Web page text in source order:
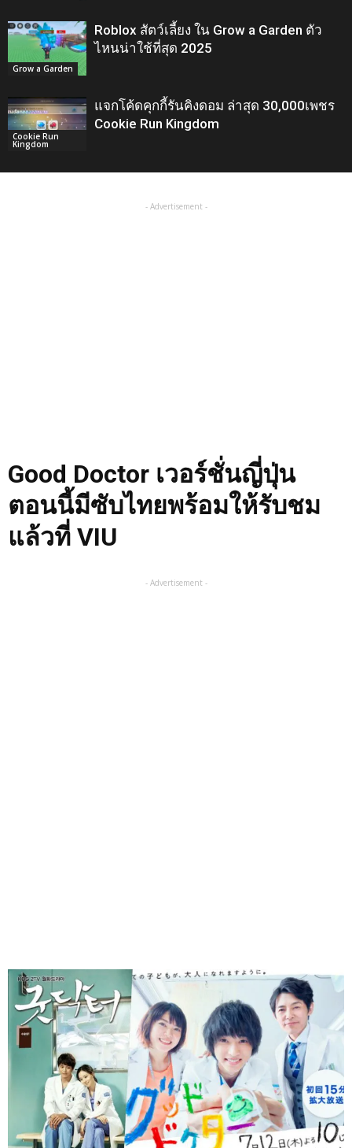
Grow a Garden
Roblox สัตว์เลี้ยง ใน Grow a Garden ตัว
ไหนน่าใช้ที่สุด 2025
Cookie Run
Kingdom
แจกโค้ดคุกกี้รันคิงดอม ล่าสุด 30,000เพชร
Cookie Run Kingdom
- Advertisement -
Good Doctor เวอร์ชั่นญี่ปุ่น
ตอนนี้มีซับไทยพร้อมให้รับชม
แล้วที่ VIU
- Advertisement -